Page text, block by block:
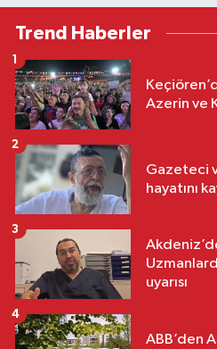
Trend Haberler
Azerin ve
1
Gazeteci
hayatını
2
uyarısı
3
ABB’den
4